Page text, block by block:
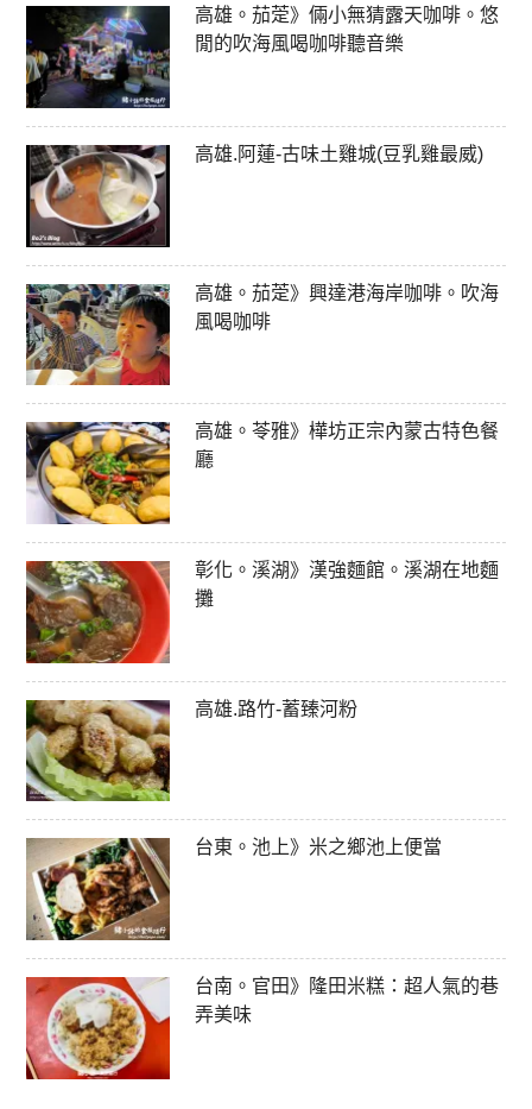
高雄。茄萣》倆小無猜露天咖啡。悠
閒的吹海風喝咖啡聽音樂
高雄.阿蓮-古味土雞城(豆乳雞最威)
高雄。茄萣》興達港海岸咖啡。吹海
風喝咖啡
高雄。苓雅》樺坊正宗內蒙古特色餐
廳
彰化。溪湖》漢強麵館。溪湖在地麵
攤
高雄.路竹-蓄臻河粉
台東。池上》米之鄉池上便當
台南。官田》隆田米糕：超人氣的巷
弄美味